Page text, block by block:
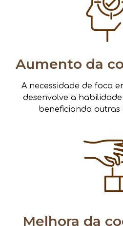
Aumento da
A necessidade de foco
desenvolve a
beneficiando outras
Melhora da